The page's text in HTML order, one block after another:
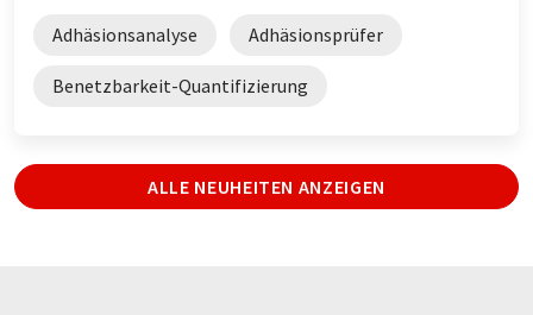
Adhäsionsanalyse Adhäsionsprüfer
Benetzbarkeit-Quantifizierung
ALLE NEUHEITEN ANZEIGEN